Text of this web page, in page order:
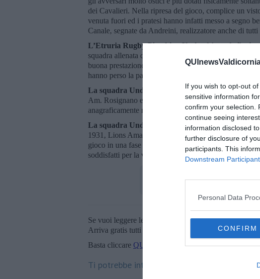
If you wish to opt-out
sensitive information
confirm your selection.
continue seeing
information disclosed
further disclosure of
participants. This
Downstream
Personal Data
CONFIRM
dei Cavalieri. Nella ripresa del gioco, complice un
venuta fuori ed i pratesi hanno infatti messo a segno
Canale, segnate da Andreini, realizzatore anche di
L’Etruria Rugby Piombino Under 14 perde il
squadra allenata da Puliti e Passante, ha infatti ceduto
buona prestazione da parte di tutti i giocatori e un
hanno perso la partita contro il Cecina 10-19 e con il
La squadra Under 10
allenata da Birger Palm ha
Am. Rosignano e le due formazioni del Livorno
anagraficamente molto più grandi dei nostri.
La squadra Under 8
si è confrontata al campo
1931, Lions Amaranto e Amatori Cecina. Gli
gioco in una fase in cui l’espressione del singolo
soddisfatti per la voglia di ogni bambino di giocare
Se vuoi leggere le notizie principali della Toscana
Arriva gratis tutti i giorni alle 20:00 direttamente nella
Basta cliccare QUI
Ti potrebbe interessare anche: